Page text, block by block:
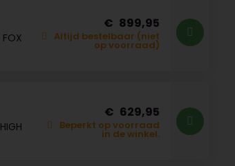
FOX
899,95
Altijd bestelbaar (niet
op voorraad)
629,95
Beperkt op voorraad
in de winkel.